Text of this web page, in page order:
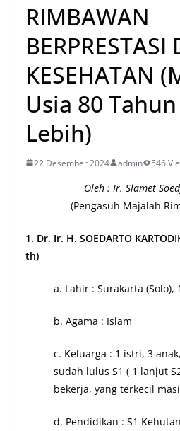
RIMBAWAN
BERPRESTASI
KESEHATAN
Usia 80
Lebih)
22 Desember 2024 admin 546
Oleh : Ir. Slamet
(Pengasuh Majalah
1. Dr. Ir. H. SOEDARTO
th)
a. Lahir : Surakarta (Solo),
b. Agama : Islam
c. Keluarga : 1 istri, 3
sudah lulus S1 ( 1 lanjut
bekerja, yang terkecil
d. Pendidikan : S1